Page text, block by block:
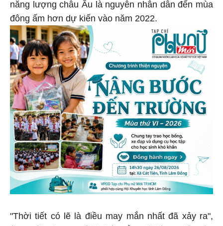
năng lượng châu Âu là nguyên nhân dẫn đến mùa
đông ấm hơn dự kiến vào năm 2022.
"Thời tiết có lẽ là điều may mắn nhất đã xảy ra",